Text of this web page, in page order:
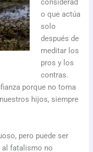
considerad
o que actúa
solo
después de
meditar los
pros y los
contras.
porque no toma
hijos, siempre
pero puede ser
al fatalismo no